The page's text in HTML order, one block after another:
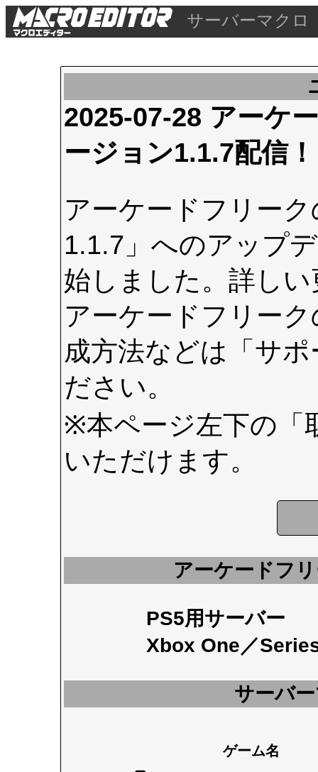
サーバーマクロ
2025-07-28 アーケ
ージョン1.1.7配信！
アーケードフリー
1.1.7」へのアップ
始しました。詳し
アーケードフリー
成方法などは 「サ
ださい。
※本ページ左下の
いただけます。
アーケードフ
PS5用サーバー
Xbox One／
サーバ
ゲーム名